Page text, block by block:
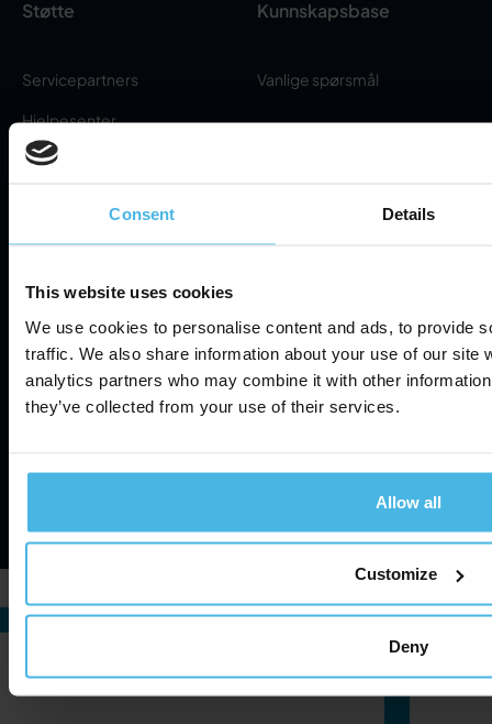
Consent Details
This website uses cookies
We use cookies to personalise content and ads, to provide
traffic. We also share information about your use of our site
analytics partners who may combine it with other
they’ve collected from your use of their services.
Allow all
Customize
Deny
Støtte
Servicepartners
Hjelpesenter
Abonnementer
Kunnskapsbase
Vanlige spørsmål
Nyheter
Kontakt
Informasjonssikkerhet
Vilkår for bruk
Cookie Settings